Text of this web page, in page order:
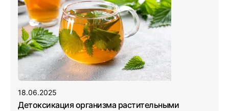
18.06.2025
Детоксикация организма растительными